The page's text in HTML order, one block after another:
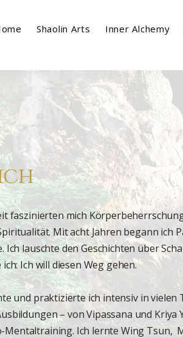
Shaolin Arts Inner Alchemy
faszinierten mich
Mit acht Jahren begann ich
Ich lauschte den Geschichten über
Ich will diesen Weg gehen.
und praktizierte ich intensiv in vielen
– von Vipassana und Kriya
Mentaltraining. Ich lernte Wing Tsun,